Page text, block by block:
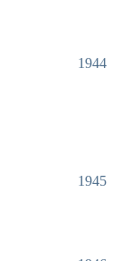
1944
1945